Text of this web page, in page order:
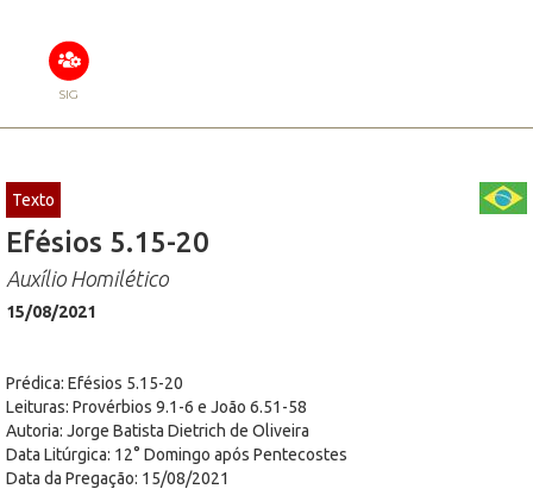
SIG
Texto
Efésios 5.15-20
Auxílio Homilético
15/08/2021
Prédica: Efésios 5.15-20
Leituras: Provérbios 9.1-6 e João 6.51-58
Autoria: Jorge Batista Dietrich de Oliveira
Data Litúrgica: 12° Domingo após Pentecostes
Data da Pregação: 15/08/2021